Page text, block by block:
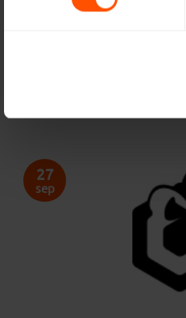
27
sep